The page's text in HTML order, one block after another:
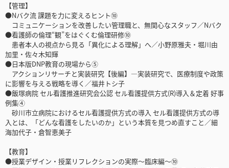
【管理】
●Nバク流 課題を力に変えるヒント⑩
コミュニケーションを改善したい管理職と、無関心なスタッフ／Nバク
●看護師の倫理“観”をはぐくむ倫理研修⑩
患者本人の視点から見る「異化による理解」へ／小野原雅夫・堀川由
加里・佐々木知輝
●日本版DNP教育の現場から⑤
アクションリサーチと実装研究【後編】―実装研究で、医療制度や政策
に影響を与える戦略を導く／福井トシ子
●飯塚病院 セル看護推進研究会公認 セル看護提供方式(R)導入＆定着 好事
例集④
砂川市立病院におけるセル看護提供方式の導入 セル看護提供方式の導
入とは、「どんな看護をしたいのか」という本質を見つめ直すこと／細
海加代子・倉智恵美子
【教育】
●授業デザイン・授業リフレクションの実際～臨床編～⑩